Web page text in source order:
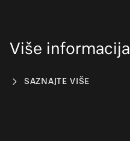
Više
SAZNAJTE VIŠE